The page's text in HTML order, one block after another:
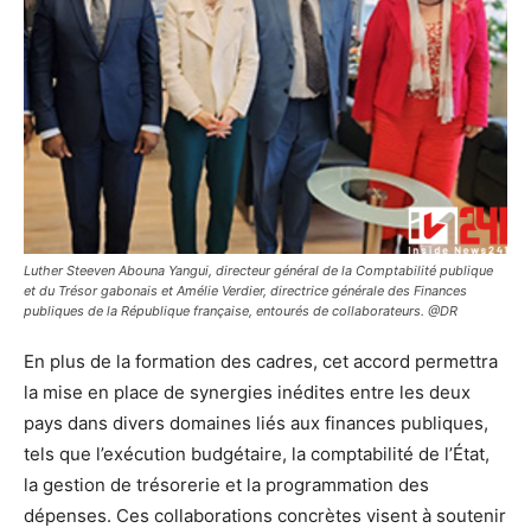
Luther Steeven Abouna Yangui, directeur général de la Comptabilité publique
et du Trésor gabonais et Amélie Verdier, directrice générale des Finances
publiques de la République française, entourés de collaborateurs. @DR
En plus de la formation des cadres, cet accord permettra
la mise en place de synergies inédites entre les deux
pays dans divers domaines liés aux finances publiques,
tels que l’exécution budgétaire, la comptabilité de l’État,
la gestion de trésorerie et la programmation des
dépenses. Ces collaborations concrètes visent à soutenir